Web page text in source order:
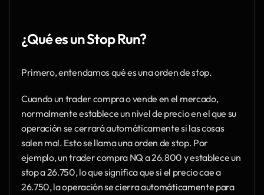
¿Qué es un Stop Run?
Primero, entendamos qué es una orden de stop.
Cuando un trader compra o vende en el mercado,
normalmente establece un nivel de precio en el que su
operación se cerrará automáticamente si las cosas
salen mal. Esto se llama una orden de stop. Por
ejemplo, un trader compra NQ a 26.800 y establece un
stop a 26.750, lo que significa que si el precio cae a
26.750, la operación se cierra automáticamente para